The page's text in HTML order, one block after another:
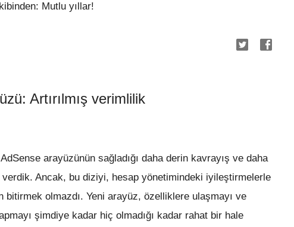
Mutlu yıllar!
Artırılmış verimlilik
arayüzünün sağladığı daha derin kavrayış ve daha
Ancak, bu diziyi, hesap yönetimindeki iyileştirmelerle
bitirmek olmazdı. Yeni arayüz, özelliklere ulaşmayı ve
şimdiye kadar hiç olmadığı kadar rahat bir hale